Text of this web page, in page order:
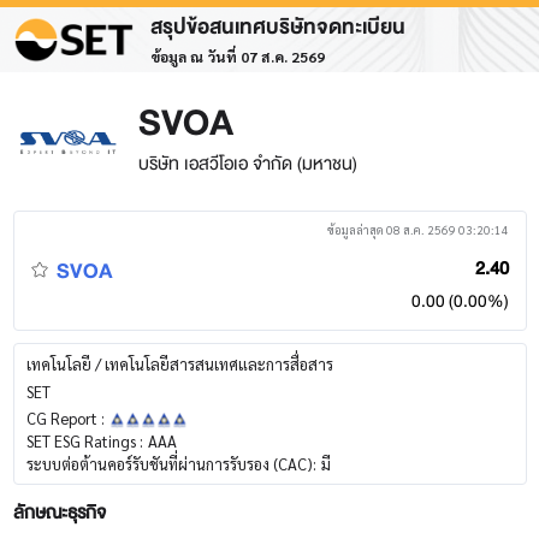
สรุปข้อสนเทศบริษัทจดทะเบียน
ข้อมูล ณ วันที่ 07 ส.ค. 2569
SVOA
บริษัท เอสวีโอเอ จำกัด (มหาชน)
ข้อมูลล่าสุด 08 ส.ค. 2569 03:20:14
SVOA 2.40
0.00 (0.00%)
เทคโนโลยี / เทคโนโลยีสารสนเทศและการสื่อสาร
SET
CG Report :
SET ESG Ratings : AAA
ระบบต่อต้านคอร์รับชันที่ผ่านการรับรอง (CAC): มี
ลักษณะธุรกิจ